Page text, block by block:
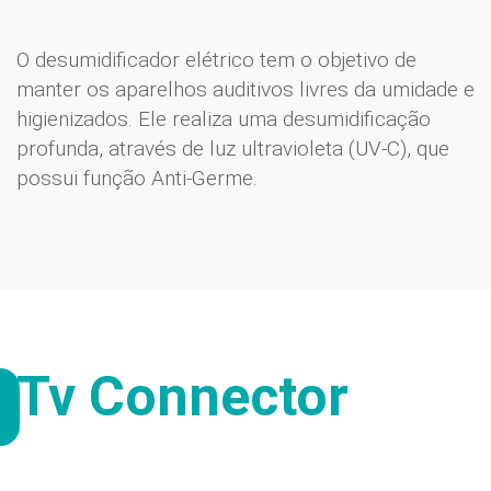
O desumidificador elétrico tem o objetivo de
manter os aparelhos auditivos livres da umidade e
higienizados. Ele realiza uma desumidificação
profunda, através de luz ultravioleta (UV-C), que
possui função Anti-Germe.
Tv Connector